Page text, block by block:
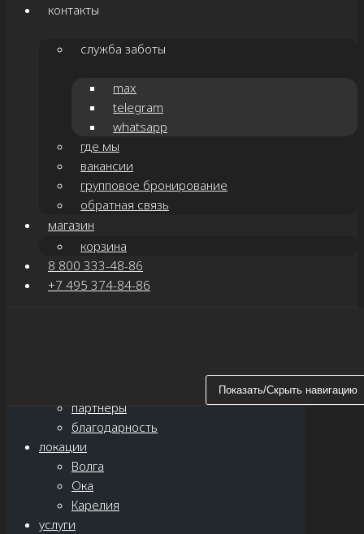
контакты
служба заботы
max
telegram
whatsapp
где мы
вакансии
групповое бронирование
обратная связь
магазин
корзина
8 800 333-48-86
+7 495 374-84-86
Показать/Скрыть навигацию
партнёры
благодарность
локации
Волга
Ока
Карелия
услуги